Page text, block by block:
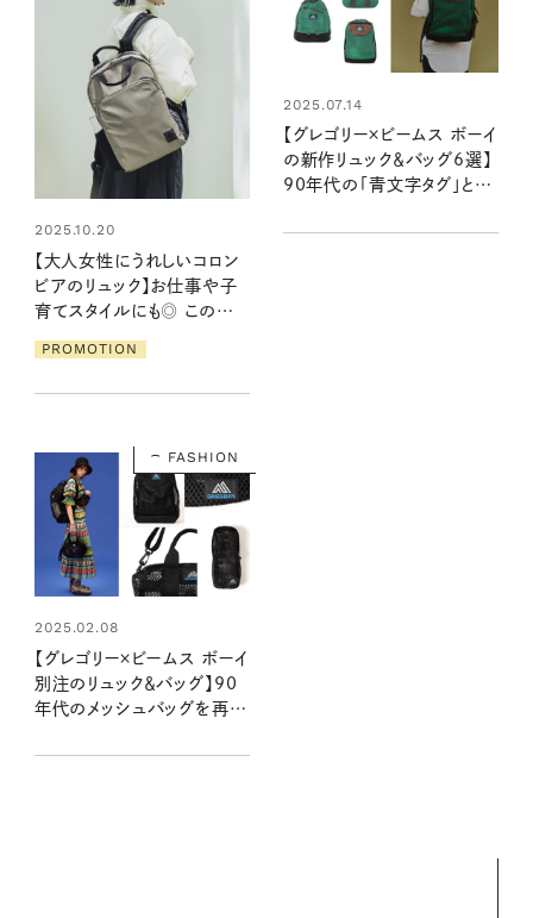
2025.10.20
【大人女性にうれしいコロン
ビアのリュック】お仕事や子
育てスタイルにも◎ この秋
ーの新作
PROMOTION
2025.07.14
【グレゴリー×ビームス ボーイ
の新作リュック＆バッグ6選】
90年代の「青文字タグ」とヴ
ルがかわいい！
FASHION
2025.02.08
【グレゴリー×ビームス ボーイ
別注のリュック＆バッグ】90
年代のメッシュバッグを再現
ィンテージコレクションを発